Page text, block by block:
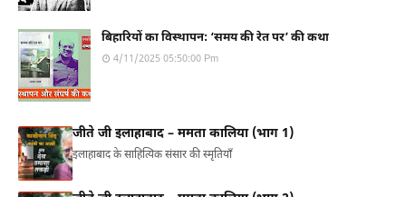
बिहारियों का विस्थापन: ‘समय की रेत पर’ की कथा
4/11/2025 05:50:00 Pm
जीते जी इलाहाबाद – ममता कालिया (भाग 1)
इलाहाबाद के साहित्यिक संसार की स्मृतियाँ